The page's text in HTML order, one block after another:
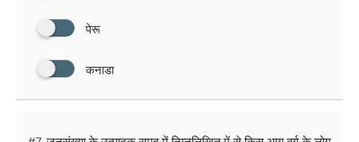
पेरू
कनाडा